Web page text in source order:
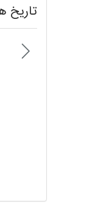
تاریخ